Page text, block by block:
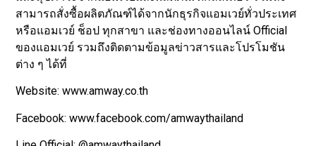
สามารถสั่งซื้อผลิตภัณฑ์ได้จากนักธุรกิจแอมเวย์ทั่วประเทศ
หรือแอมเวย์ ช็อป ทุกสาขา และช่องทางออนไลน์ Official
ของแอมเวย์ รวมถึงติดตามข้อมูลข่าวสารและโปรโมชัน
ต่าง ๆ ได้ที่
Website: www.amway.co.th
Facebook: www.facebook.com/amwaythailand